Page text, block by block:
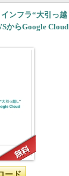
インフラ“大引っ越
からGoogle Cloud